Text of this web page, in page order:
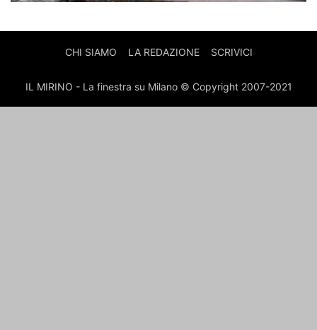
CHI SIAMO LA REDAZIONE SCRIVICI
IL MIRINO - La finestra su Milano © Copyright 2007-2021